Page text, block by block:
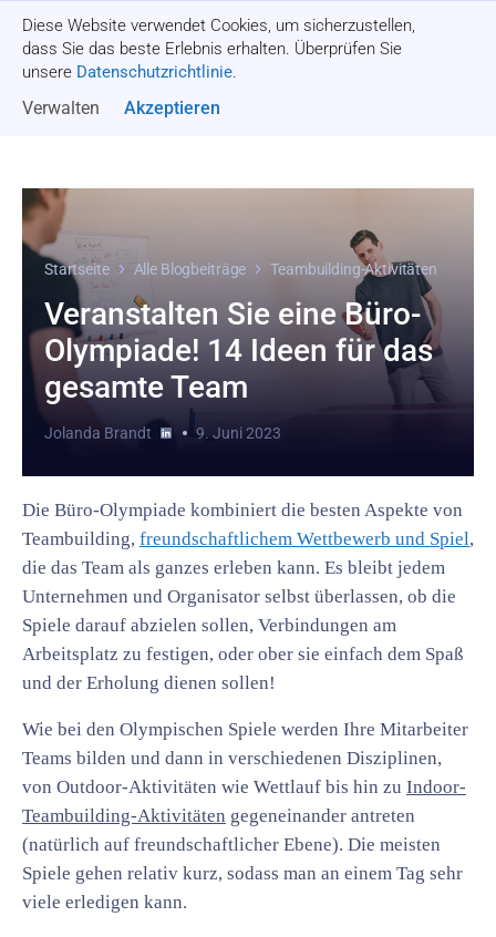
Diese Website verwendet Cookies, um sicherzustellen,
dass Sie das beste Erlebnis erhalten. Überprüfen Sie
unsere Datenschutzrichtlinie.
Verwalten Akzeptieren
Angebot einholen
Startseite Alle Blogbeiträge Teambuilding-Aktivitäten
Veranstalten Sie eine Büro-
Olympiade! 14 Ideen für das
gesamte Team
Jolanda Brandt 9. Juni 2023
Die Büro-Olympiade kombiniert die besten Aspekte von
Teambuilding, freundschaftlichem Wettbewerb und Spiel,
die das Team als ganzes erleben kann. Es bleibt jedem
Unternehmen und Organisator selbst überlassen, ob die
Spiele darauf abzielen sollen, Verbindungen am
Arbeitsplatz zu festigen, oder ober sie einfach dem Spaß
und der Erholung dienen sollen!
Wie bei den Olympischen Spiele werden Ihre Mitarbeiter
Teams bilden und dann in verschiedenen Disziplinen,
von Outdoor-Aktivitäten wie Wettlauf bis hin zu Indoor-
Teambuilding-Aktivitäten gegeneinander antreten
(natürlich auf freundschaftlicher Ebene). Die meisten
Spiele gehen relativ kurz, sodass man an einem Tag sehr
viele erledigen kann.